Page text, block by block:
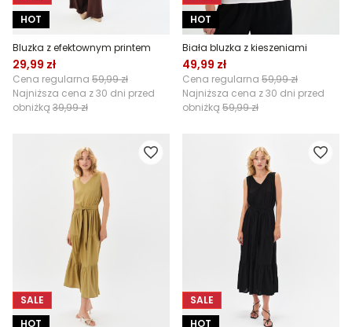
HOT
Bluzka z efektownym printem
29,99 zł
Cena regularna 59,99 zł
Najniższa cena z 30 dni przed
obniżką 39,99 zł
HOT
Biała bluzka z kieszeniami
49,99 zł
Cena regularna 59,99 zł
Najniższa cena z 30 dni przed
obniżką 59,99 zł
SALE
HOT
SALE
HOT